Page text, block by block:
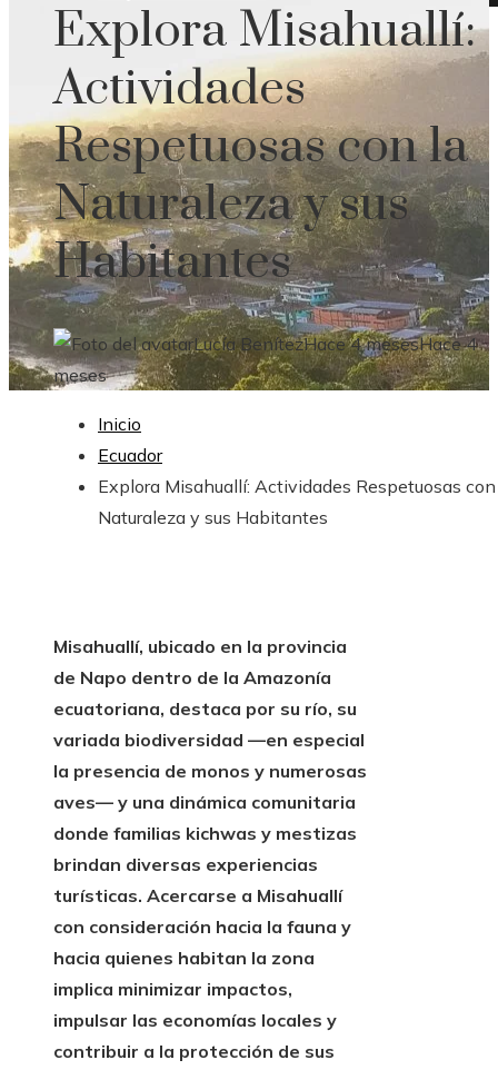
Explora Misahuallí:
Actividades
Respetuosas con la
Naturaleza y sus
Habitantes
Lucía BenítezHace 4 mesesHace 4
meses
Inicio
Ecuador
Explora Misahuallí: Actividades Respetuosas
Naturaleza y sus Habitantes
Misahuallí, ubicado en la provincia
de Napo dentro de la Amazonía
ecuatoriana, destaca por su río, su
variada biodiversidad —en especial
la presencia de monos y numerosas
aves— y una dinámica comunitaria
donde familias kichwas y mestizas
brindan diversas experiencias
turísticas. Acercarse a Misahuallí
con consideración hacia la fauna y
hacia quienes habitan la zona
implica minimizar impactos,
impulsar las economías locales y
contribuir a la protección de sus